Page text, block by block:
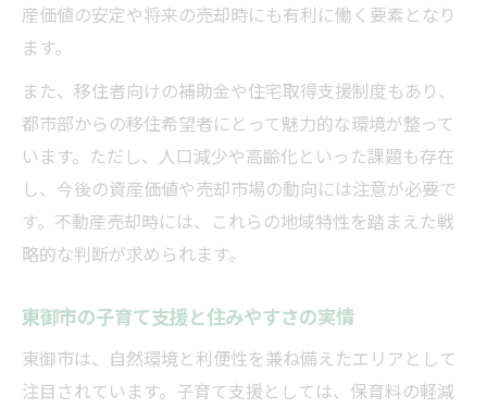
産価値の安定や将来の売却時にも有利に働く要素となり
ます。
また、移住者向けの補助金や住宅取得支援制度もあり、
都市部からの移住希望者にとって魅力的な環境が整って
います。ただし、人口減少や高齢化といった課題も存在
し、今後の資産価値や売却市場の動向には注意が必要で
す。不動産売却時には、これらの地域特性を踏まえた戦
略的な判断が求められます。
東御市の子育て支援と住みやすさの実情
東御市は、自然環境と利便性を兼ね備えたエリアとして
注目されています。子育て支援としては、保育料の軽減